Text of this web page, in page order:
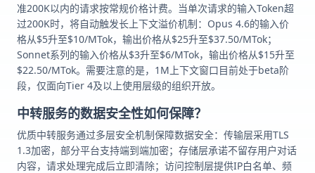
准200K以内的请求按常规价格计费。当单次请求的输入Token超
过200K时，将自动触发长上下文溢价机制：Opus 4.6的输入价
格从$5升至$10/MTok，输出价格从$25升至$37.50/MTok；
Sonnet系列的输入价格从$3升至$6/MTok，输出价格从$15升至
$22.50/MTok。需要注意的是，1M上下文窗口目前处于beta阶
段，仅面向Tier 4及以上使用层级的组织开放。
中转服务的数据安全性如何保障？
优质中转服务通过多层安全机制保障数据安全：传输层采用TLS
1.3加密，部分平台支持端到端加密；存储层承诺不留存用户对话
内容，请求处理完成后立即清除；访问控制层提供IP白名单、频